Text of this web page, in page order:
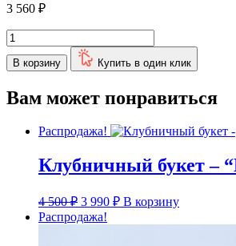
3 560 ₽
Количество
товара
Набор
"Красное
золото"
В корзину Купить в один клик
Вам может понравиться
Распродажа!
Клубничный букет –
4 500₽ Первоначальная
цена
составляла
3 990 ₽Текущая
цена:
3
В корзину
Распродажа!